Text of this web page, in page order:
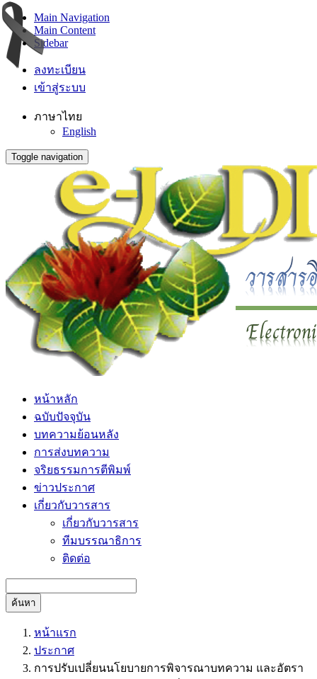
Main Navigation
Main Content
Sidebar
ลงทะเบียน
เข้าสู่ระบบ
ภาษาไทย
English
Toggle navigation
หน้าหลัก
ฉบับปัจจุบัน
บทความย้อนหลัง
การส่งบทความ
จริยธรรมการตีพิมพ์
ข่าวประกาศ
เกี่ยวกับวารสาร
เกี่ยวกับวารสาร
ทีมบรรณาธิการ
ติดต่อ
ค้นหา
หน้าแรก
ประกาศ
การปรับเปลี่ยนนโยบายการพิจารณาบทความ และอัตรา